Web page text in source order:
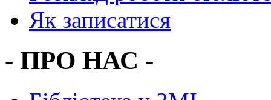
Як записатися
- ПРО НАС -